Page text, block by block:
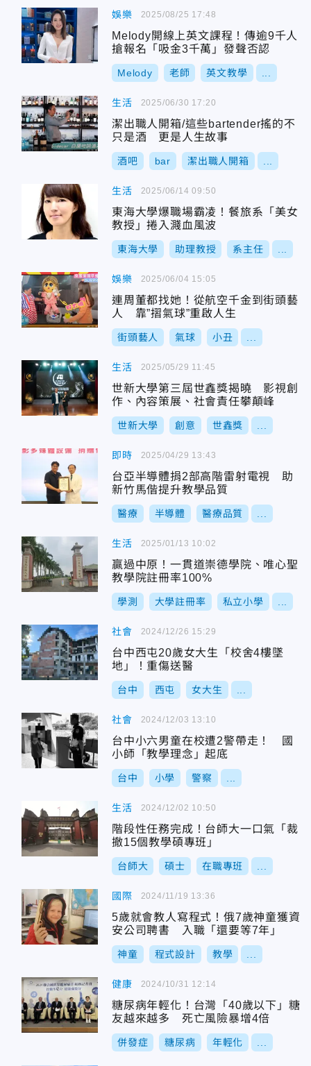
娛樂
Melody開線上英文課程！傳逾9千人
搶報名「吸金3千萬」發聲否認
Melody 老師 英文教學
2025/08/25 17:48
生活
潔出職人開箱/這些bartender搖的不
只是酒 更是人生故事
酒吧 bar 潔出職人開箱
2025/06/30 17:20
生活
東海大學爆職場霸凌！餐旅系「美女
教授」捲入濺血風波
東海大學 助理教授 系主任
2025/06/14 09:50
娛樂
連周董都找她！從航空千金到街頭藝
人 靠”摺氣球”重啟人生
街頭藝人 氣球 小丑
2025/06/04 15:05
生活
世新大學第三屆世鑫獎揭曉 影視創
作、內容策展、社會責任攀顛峰
世新大學 創意 世鑫獎
2025/05/29 11:45
即時
台亞半導體捐2部高階雷射電視 助
新竹馬偕提升教學品質
醫療 半導體 醫療品質
2025/04/29 13:43
生活
贏過中原！一貫道崇德學院、唯心聖
教學院註冊率100%
學測 大學註冊率 私立小學
2025/01/13 10:02
社會
台中西屯20歲女大生「校舍4樓墜
地」！重傷送醫
台中 西屯 女大生
2024/12/26 15:29
社會
台中小六男童在校遭2警帶走！ 國
小師「教學理念」起底
台中 小學 警察
2024/12/03 13:10
生活
階段性任務完成！台師大一口氣「裁
撤15個教學碩專班」
台師大 碩士 在職專班
2024/12/02 10:50
國際
5歲就會教人寫程式！俄7歲神童獲資
安公司聘書 入職「還要等7年」
神童 程式設計 教學
2024/11/19 13:36
健康
糖尿病年輕化！台灣「40歲以下」糖
友越來越多 死亡風險暴增4倍
併發症 糖尿病 年輕化
2024/10/31 12:14